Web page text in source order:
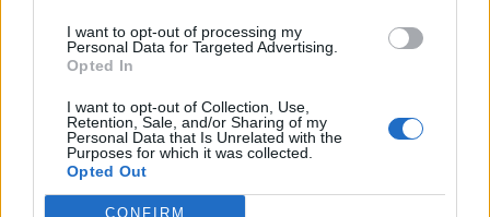
I want to opt-out of processing my
Personal Data for Targeted Advertising.
Opted In
I want to opt-out of Collection, Use,
Retention, Sale, and/or Sharing of my
Personal Data that Is Unrelated with the
Purposes for which it was collected.
Opted Out
CONFIRM
Summer Mode ON! Η LG μετατρέπει κάθε
στιγμή σε απόλυτη gaming εμπειρία!